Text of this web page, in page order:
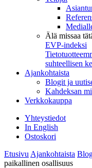
Älä missaa
EVP-indeksi
suhteellisen
Ajankohtaista
Blogit ja
Kahdeksan
Verkkokauppa
Yhteystiedot
In English
Ostoskori
Etusivu Ajankohtaista
paikallinen osallisuus